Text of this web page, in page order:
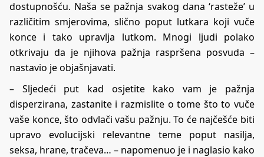
dostupnošću. Naša se pažnja svakog dana ‘rasteže’ u
različitim smjerovima, slično poput lutkara koji vuče
konce i tako upravlja lutkom. Mnogi ljudi polako
otkrivaju da je njihova pažnja raspršena posvuda –
nastavio je objašnjavati.
– Sljedeći put kad osjetite kako vam je pažnja
disperzirana, zastanite i razmislite o tome što to vuče
vaše konce, što odvlači vašu pažnju. To će najčešće biti
upravo evolucijski relevantne teme poput nasilja,
seksa, hrane, tračeva… – napomenuo je i naglasio kako